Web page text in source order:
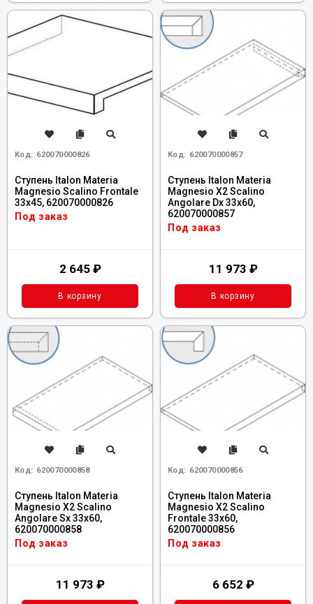
Код: 620070000826
Ступень Italon Materia
Magnesio Scalino Frontale
33x45, 620070000826
Под заказ
2 645 ₽
В корзину
Код: 620070000857
Ступень Italon Materia
Magnesio X2 Scalino
Angolare Dx 33x60,
620070000857
Под заказ
11 973 ₽
В корзину
Код: 620070000858
Ступень Italon Materia
Magnesio X2 Scalino
Angolare Sx 33x60,
620070000858
Под заказ
11 973 ₽
Код: 620070000856
Ступень Italon Materia
Magnesio X2 Scalino
Frontale 33x60,
620070000856
Под заказ
6 652 ₽